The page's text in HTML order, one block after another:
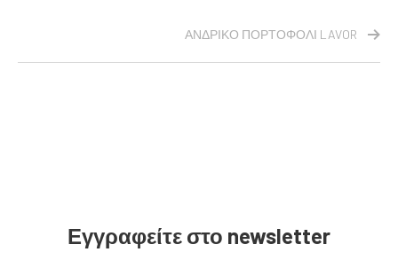
ΑΝΔΡΙΚΟ ΠΟΡΤΟΦΟΛΙ LAVOR
Εγγραφείτε στο newsletter